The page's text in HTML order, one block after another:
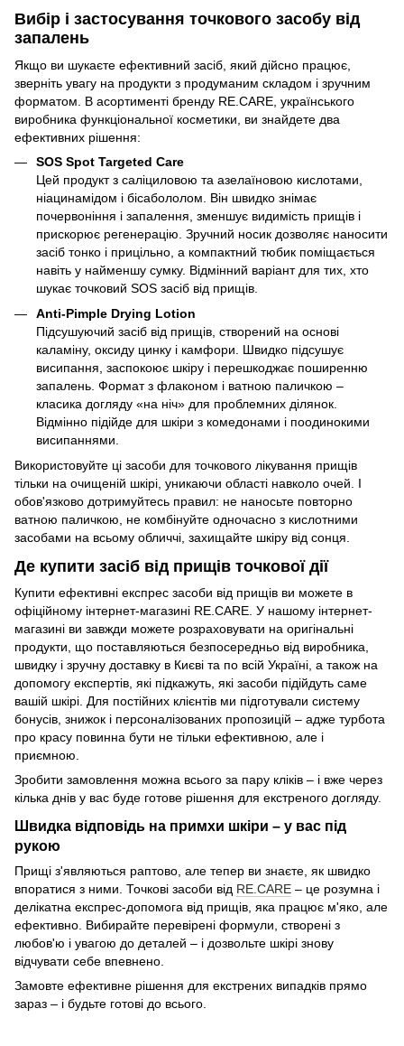
Вибір і застосування точкового засобу від
запалень
Якщо ви шукаєте ефективний засіб, який дійсно працює,
зверніть увагу на продукти з продуманим складом і зручним
форматом. В асортименті бренду RE.CARE, українського
виробника функціональної косметики, ви знайдете два
ефективних рішення:
SOS Spot Targeted Care
Цей продукт з саліциловою та азелаїновою кислотами,
ніацинамідом і бісабололом. Він швидко знімає
почервоніння і запалення, зменшує видимість прищів і
прискорює регенерацію. Зручний носик дозволяє наносити
засіб тонко і прицільно, а компактний тюбик поміщається
навіть у найменшу сумку. Відмінний варіант для тих, хто
шукає точковий SOS засіб від прищів.
Anti-Pimple Drying Lotion
Підсушуючий засіб від прищів, створений на основі
каламіну, оксиду цинку і камфори. Швидко підсушує
висипання, заспокоює шкіру і перешкоджає поширенню
запалень. Формат з флаконом і ватною паличкою –
класика догляду «на ніч» для проблемних ділянок.
Відмінно підійде для шкіри з комедонами і поодинокими
висипаннями.
Використовуйте ці засоби для точкового лікування прищів
тільки на очищеній шкірі, уникаючи області навколо очей. І
обов'язково дотримуйтесь правил: не наносьте повторно
ватною паличкою, не комбінуйте одночасно з кислотними
засобами на всьому обличчі, захищайте шкіру від сонця.
Де купити засіб від прищів точкової дії
Купити ефективні експрес засоби від прищів ви можете в
офіційному інтернет-магазині RE.CARE. У нашому інтернет-
магазині ви завжди можете розраховувати на оригінальні
продукти, що поставляються безпосередньо від виробника,
швидку і зручну доставку в Києві та по всій Україні, а також на
допомогу експертів, які підкажуть, які засоби підійдуть саме
вашій шкірі. Для постійних клієнтів ми підготували систему
бонусів, знижок і персоналізованих пропозицій – адже турбота
про красу повинна бути не тільки ефективною, але і
приємною.
Зробити замовлення можна всього за пару кліків – і вже через
кілька днів у вас буде готове рішення для екстреного догляду.
Швидка відповідь на примхи шкіри – у вас під
рукою
Прищі з'являються раптово, але тепер ви знаєте, як швидко
впоратися з ними. Точкові засоби від RE.CARE – це розумна і
делікатна експрес-допомога від прищів, яка працює м'яко, але
ефективно. Вибирайте перевірені формули, створені з
любов'ю і увагою до деталей – і дозвольте шкірі знову
відчувати себе впевнено.
Замовте ефективне рішення для екстрених випадків прямо
зараз – і будьте готові до всього.